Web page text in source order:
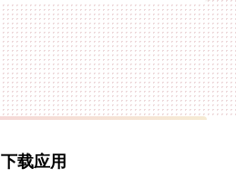
下载应用